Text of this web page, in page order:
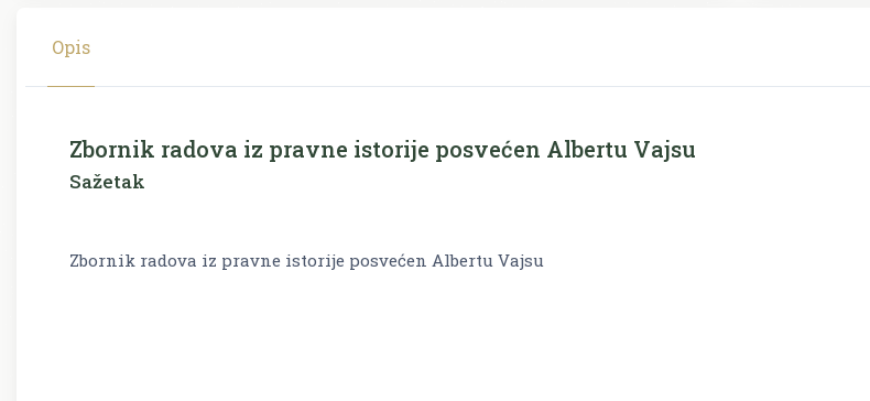
Opis
Zbornik radova iz pravne istorije posvećen Albertu Vajsu
Sažetak
Zbornik radova iz pravne istorije posvećen Albertu Vajsu